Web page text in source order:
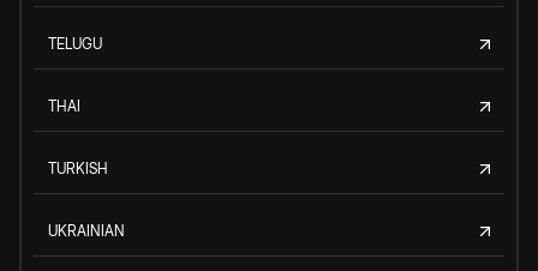
TELUGU
THAI
TURKISH
UKRAINIAN